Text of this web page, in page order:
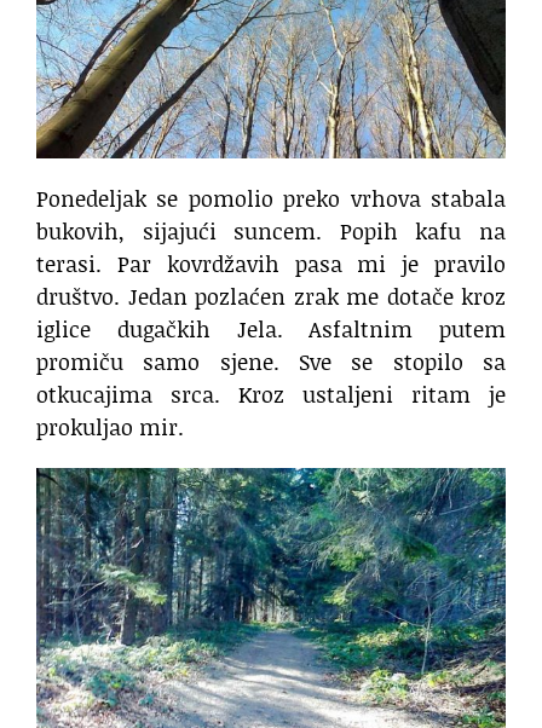
Ponedeljak se pomolio preko vrhova stabala
bukovih, sijajući suncem. Popih kafu na
terasi. Par kovrdžavih pasa mi je pravilo
društvo. Jedan pozlaćen zrak me dotače kroz
iglice dugačkih Jela. Asfaltnim putem
promiču samo sjene. Sve se stopilo sa
otkucajima srca. Kroz ustaljeni ritam je
prokuljao mir.